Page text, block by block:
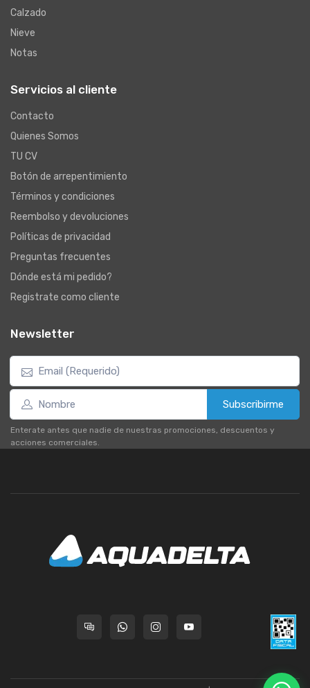
Calzado
Nieve
Notas
Servicios al cliente
Contacto
Quienes Somos
TU CV
Botón de arrepentimiento
Términos y condiciones
Reembolso y devoluciones
Políticas de privacidad
Preguntas frecuentes
Dónde está mi pedido?
Registrate como cliente
Newsletter
Subscribirme
Enterate antes que nadie de nuestras promociones, descuentos y
acciones comerciales.